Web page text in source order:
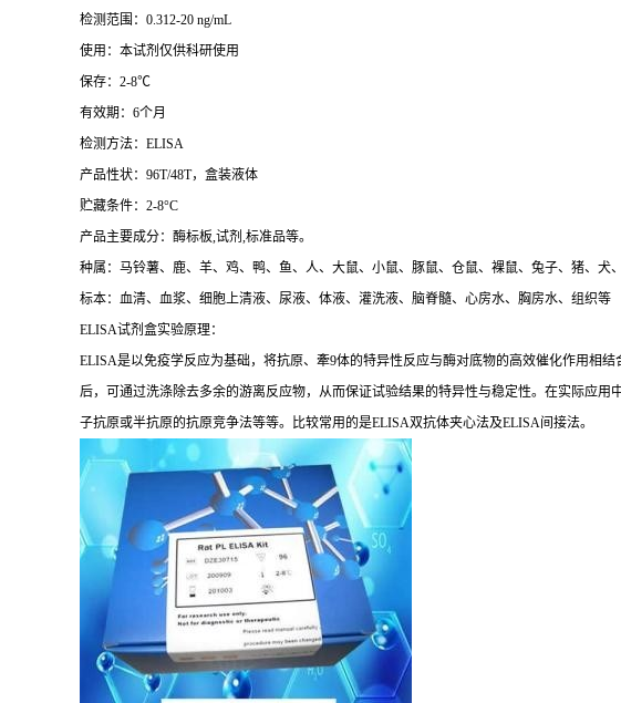
检测范围： 0.312-20 ng/mL
使用：本试剂仅供科研使用
保存： 2-8℃
有效期： 6个月
检测方法： ELISA
产品性状： 96T/48T，盒装液体
贮藏条件： 2-8°C
产品主要成分：酶标板 试剂 标准品等。
种属：马铃薯、鹿、羊、鸡、鸭、鱼、人、大鼠、小鼠、豚鼠、仓鼠、裸鼠、兔子、猪、犬
标本：血清、血浆、细胞上清液、尿液、体液、灌洗液、脑脊髓、心房水、胸房水、组织等
ELISA试剂盒实验原理：
ELISA是以免疫学反应为基础，将抗原、牽9体的特异性反应与酶对底物的高效催化作用相
后，可通过洗涤除去多余的游离反应物，从而保证试验结果的特异性与稳定性。在实际应用
子抗原或半抗原的抗原竞争法等等。比较常用的是ELISA双抗体夹心法及ELISA间接法。